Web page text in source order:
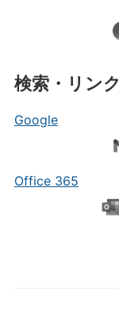
検索・リンク
Google
Office 365